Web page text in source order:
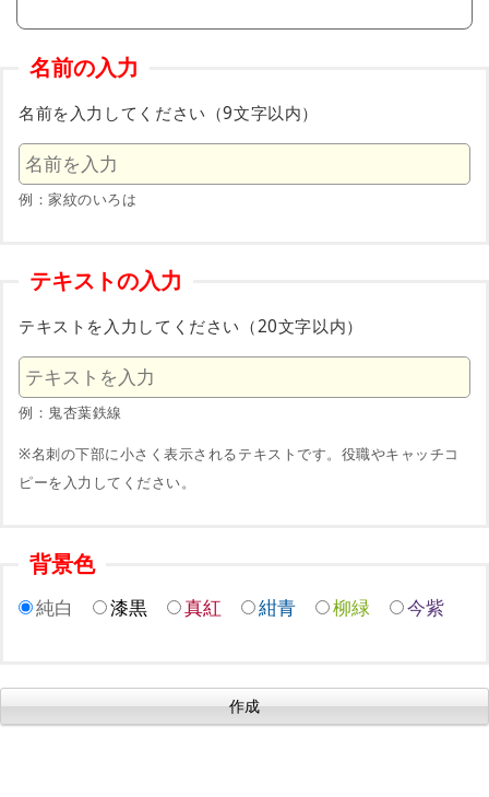
名前の入力
名前を入力してください（9文字以内）
例：家紋のいろは
テキストの入力
テキストを入力してください（20文字以内）
例：鬼杏葉鉄線
※名刺の下部に小さく表示されるテキストです。役職やキャッチコ
ピーを入力してください。
背景色
純白 漆黒 真紅 紺青 柳緑 今紫